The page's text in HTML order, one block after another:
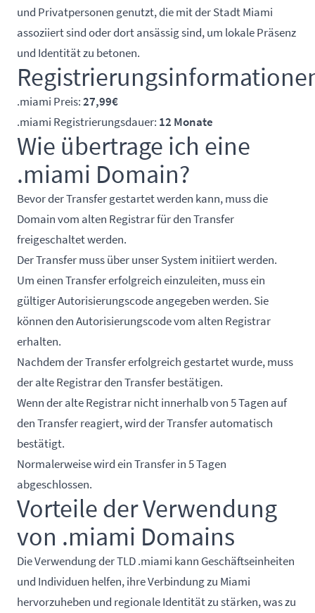
und Privatpersonen genutzt, die mit der Stadt Miami
assoziiert sind oder dort ansässig sind, um lokale Präsenz
und Identität zu betonen.
.miami Preis:27,99€
.miami Registrierungsdauer: 12 Monate
Wie übertrage ich eine
.miami Domain?
Bevor der Transfer gestartet werden kann, muss die
Domain vom alten Registrar für den Transfer
freigeschaltet werden.
Der Transfer muss über unser System initiiert werden.
Um einen Transfer erfolgreich einzuleiten, muss ein
gültiger Autorisierungscode angegeben werden. Sie
können den Autorisierungscode vom alten Registrar
erhalten.
Nachdem der Transfer erfolgreich gestartet wurde, muss
der alte Registrar den Transfer bestätigen.
Wenn der alte Registrar nicht innerhalb von 5 Tagen auf
den Transfer reagiert, wird der Transfer automatisch
bestätigt.
Normalerweise wird ein Transfer in 5 Tagen
abgeschlossen.
Vorteile der Verwendung
von .miami Domains
Die Verwendung der TLD .miami kann Geschäftseinheiten
und Individuen helfen, ihre Verbindung zu Miami
hervorzuheben und regionale Identität zu stärken, was zu